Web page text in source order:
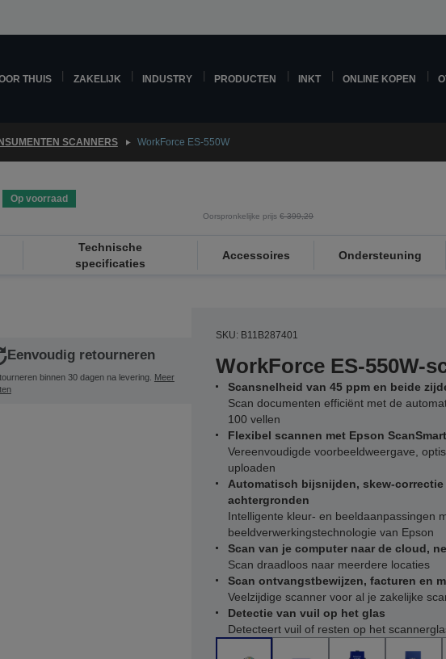
THUIS ZAKELIJK INDUSTRY PRODUCTEN INKT ONLINE KOPEN
SCANNERS WorkForce ES-550W
Op voorraad
Oorspronkelijke prijs€ 399,29
Technische
specificaties
Accessoires Ondersteuning
Eenvoudig retourneren
binnen 30 dagen na levering. Meer
SKU: B11B287401
WorkForce ES-550W-
Scansnelheid van 45 ppm en beide
Scan documenten efficiënt met de
100 vellen
Flexibel scannen met Epson
Vereenvoudigde voorbeeldweergave,
uploaden
Automatisch bijsnijden, skew-correctie
achtergronden
Intelligente kleur- en beeldaanpassingen
beeldverwerkingstechnologie van Epson
Scan van je computer naar de cloud,
Scan draadloos naar meerdere locaties
Scan ontvangstbewijzen, facturen en
Veelzijdige scanner voor al je zakelijke
Detectie van vuil op het glas
Detecteert vuil of resten op het